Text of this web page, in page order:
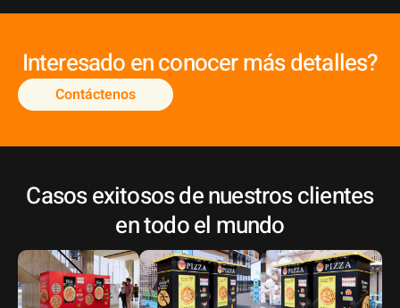
Interesado en conocer más detalles?
Contáctenos
Casos exitosos de nuestros clientes
en todo el mundo